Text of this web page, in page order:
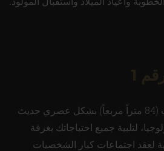
صُممت غرفة الاجتماعات (84 متراً مربعاً) بشكل عصري حديث
لتلبية جميع احتياجاتك بغرفة
لعقد اجتماعات كبار الشخصيات